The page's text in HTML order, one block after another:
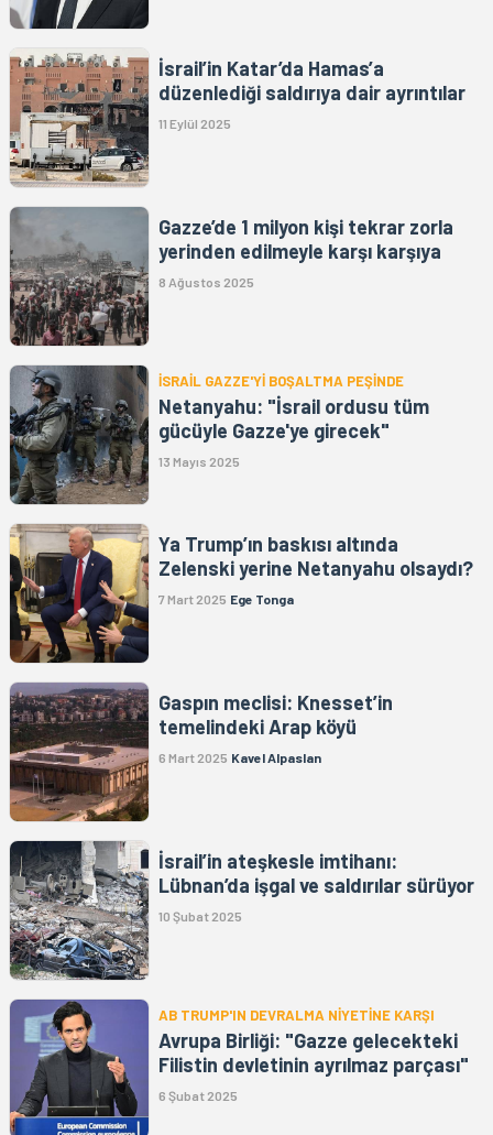
İsrail’in Katar’da Hamas’a
düzenlediği saldırıya dair ayrıntılar
11 Eylül 2025
Gazze’de 1 milyon kişi tekrar zorla
yerinden edilmeyle karşı karşıya
8 Ağustos 2025
İSRAİL GAZZE'Yİ BOŞALTMA PEŞİNDE
Netanyahu: "İsrail ordusu tüm
gücüyle Gazze'ye girecek"
13 Mayıs 2025
Ya Trump’ın baskısı altında
Zelenski yerine Netanyahu olsaydı?
7 Mart 2025 Ege Tonga
Gaspın meclisi: Knesset’in
temelindeki Arap köyü
6 Mart 2025 Kavel Alpaslan
İsrail’in ateşkesle imtihanı:
Lübnan’da işgal ve saldırılar sürüyor
10 Şubat 2025
AB TRUMP'IN DEVRALMA NİYETİNE KARŞI
Avrupa Birliği: "Gazze gelecekteki
Filistin devletinin ayrılmaz parçası"
6 Şubat 2025